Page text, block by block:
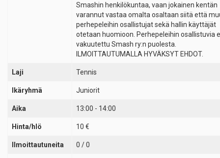
Smashin henkilökuntaa, vaan jokainen kentän
varannut vastaa omalta osaltaan siitä että
perhepeleihin osallistujat sekä hallin käyttäjät
otetaan huomioon. Perhepeleihin osallistuvia
vakuutettu Smash ry:n puolesta.
ILMOITTAUTUMALLA HYVÄKSYT EHDOT.
Laji Tennis
Ikäryhmä Juniorit
Aika 13:00 - 14:00
Hinta/hlö 10 €
Ilmoittautuneita 0 / 0